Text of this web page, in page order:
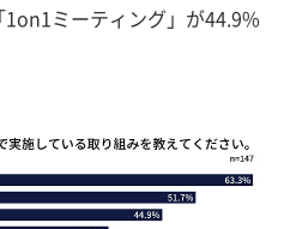
1on1ミーティング」が44.9%